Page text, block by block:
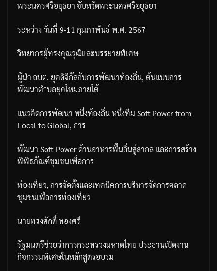
พระนครศรีอยุธยา จับหวัดพระนครศรีอยุธยา
ระหว่าง วันที่ 9-11 กุมภาพันธ์ พ.ศ. 2567
วิทยากรผู้ทรงคุณวุฒิและบรรยายพิเศษ
ผู้นำ อบต. ยุคดิจิกัลกับการพัฒนาท้องถิ่น, ต้นแบบการ
พัฒนาตำบลยุคใหม่ภายใต้
แนวคิดการพัฒนา หนึ่งท้องถิ่นหนึ่งทีม Soft Power from
Local to Global, การ
พัฒนา Soft Powerด้านอาหารพื้นถิ่นสู่สากล และการสร้าง
พิพิธภัณฑ์ชุมชนเพื่อการ
ท่องเที่ยว, การจัดตั้งและเทคนิคการบริหารจัดการตลาด
ชุมชนเพื่อการท่องเที่ยว
นายทรงศักดิ์ทองศรี
รัฐมนตรีช่วยว่าการกระทรวงมหาดไทย ประธานเปิดงาน
กิจกรรมพิเศษในหลักสูตรอบรม